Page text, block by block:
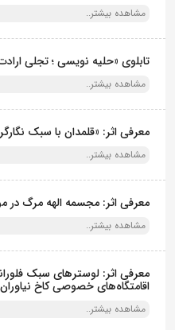
مشاهده بیشتر..
تابلوی «حلیه نویسی ؛ تجلی
مشاهده بیشتر..
معرفی اثر: «قلمدان با سبک
مشاهده بیشتر..
معرفی اثر: مجسمه الهه مرگ در
مشاهده بیشتر..
معرفی اثر: لوسترهای سبک
اقامتگاه‌های خصوصی کاخ نیاوران
مشاهده بیشتر..